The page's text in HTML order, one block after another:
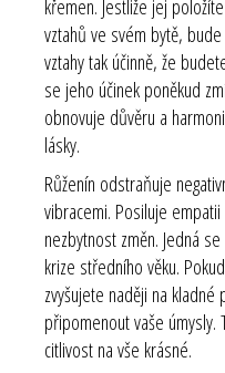
křemen. Jestliže jej
vztahů ve svém bytě,
vztahy tak účinně, že
se jeho účinek poněkud
obnovuje důvěru a
lásky.
Růženín odstraňuje
vibracemi. Posiluje
nezbytnost změn. Jedná
krize středního věku.
zvyšujete naději na kladné
připomenout vaše
citlivost na vše krásné.